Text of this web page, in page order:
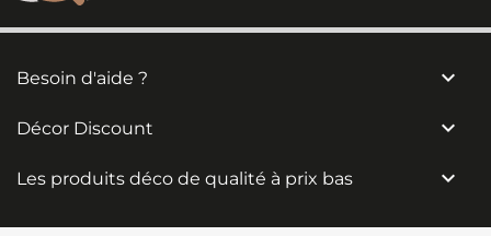
Besoin d'aide ? 
Décor Discount 
Les produits déco de qualité à prix bas 